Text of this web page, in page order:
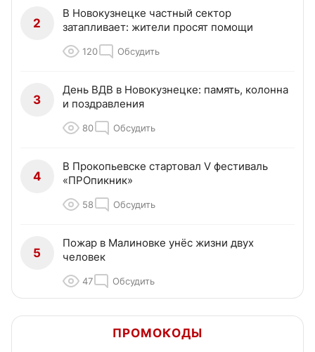
2
В Новокузнецке частный сектор
затапливает: жители просят помощи
120 Обсудить
3
День ВДВ в Новокузнецке: память, колонна
и поздравления
80 Обсудить
4
В Прокопьевске стартовал V фестиваль
«ПРОпикник»
58 Обсудить
5
Пожар в Малиновке унёс жизни двух
человек
47 Обсудить
ПРОМОКОДЫ